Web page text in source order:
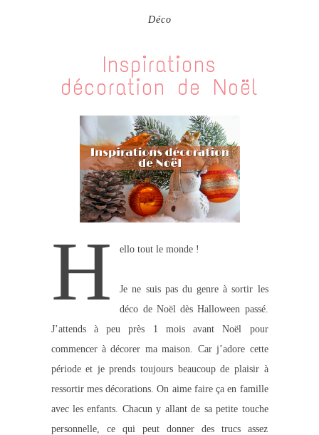
Déco
Inspirations
décoration de Noël
H ello tout le monde !
Je ne suis pas du genre à sortir les
déco de Noël dès Halloween passé.
J’attends à peu près 1 mois avant Noël pour
commencer à décorer ma maison. Car j’adore cette
période et je prends toujours beaucoup de plaisir à
ressortir mes décorations. On aime faire ça en famille
avec les enfants. Chacun y allant de sa petite touche
personnelle, ce qui peut donner des trucs assez